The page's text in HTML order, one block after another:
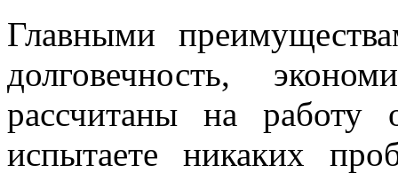
Главными
долговечность,
рассчитаны на
испытаете никаких